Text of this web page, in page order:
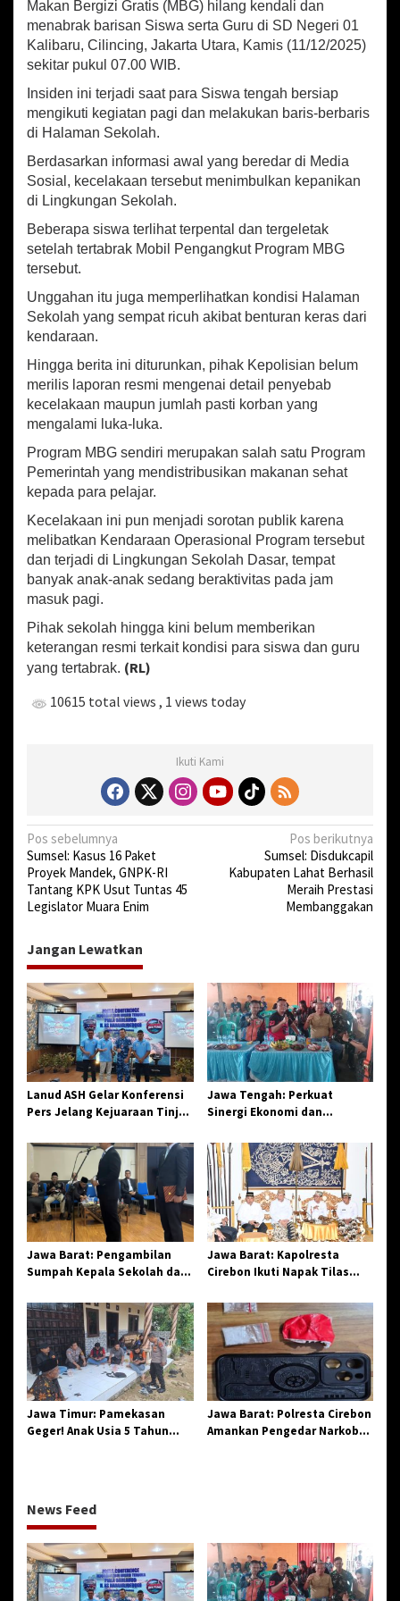
G
M
e
n
b
r
a
B
a
r
s
a
u
r
e
r
t
a
i
s
w
S
D
N
g
r
0
1
a
sA
p
p
o
o
k
l
e
Makan Bergizi Gratis (MBG) hilang kendali dan
menabrak barisan Siswa serta Guru di SD Negeri 01
Kalibaru, Cilincing, Jakarta Utara, Kamis (11/12/2025)
sekitar pukul 07.00 WIB.
Insiden ini terjadi saat para Siswa tengah bersiap
mengikuti kegiatan pagi dan melakukan baris-berbaris
di Halaman Sekolah.
Berdasarkan informasi awal yang beredar di Media
Sosial, kecelakaan tersebut menimbulkan kepanikan
di Lingkungan Sekolah.
Beberapa siswa terlihat terpental dan tergeletak
setelah tertabrak Mobil Pengangkut Program MBG
tersebut.
Unggahan itu juga memperlihatkan kondisi Halaman
Sekolah yang sempat ricuh akibat benturan keras dari
kendaraan.
Hingga berita ini diturunkan, pihak Kepolisian belum
merilis laporan resmi mengenai detail penyebab
kecelakaan maupun jumlah pasti korban yang
mengalami luka-luka.
Program MBG sendiri merupakan salah satu Program
Pemerintah yang mendistribusikan makanan sehat
kepada para pelajar.
Kecelakaan ini pun menjadi sorotan publik karena
melibatkan Kendaraan Operasional Program tersebut
dan terjadi di Lingkungan Sekolah Dasar, tempat
banyak anak-anak sedang beraktivitas pada jam
masuk pagi.
Pihak sekolah hingga kini belum memberikan
keterangan resmi terkait kondisi para siswa dan guru
yang tertabrak. (RL)
10615 total views , 1 views today
Ikuti Kami
N
a
v
i
g
a
s
i
p
o
s
Pos sebelumnya
Sumsel: Kasus 16 Paket
Proyek Mandek, GNPK-RI
Tantang KPK Usut Tuntas 45
Legislator Muara Enim
Pos berikutnya
Sumsel: Disdukcapil
Kabupaten Lahat Berhasil
Meraih Prestasi
Membanggakan
Jangan Lewatkan
Lanud ASH Gelar Konferensi
Pers Jelang Kejuaraan Tinju
2026
Jawa Tengah: Perkuat
Sinergi Ekonomi dan
Jangkar Gelar Halal Bi Halal
di Losari
Jawa Barat: Pengambilan
Sumpah Kepala Sekolah dan
Penegasan Integritas
Aparatur Pendidikan dan
Birokrasi
Jawa Barat: Kapolresta
Cirebon Ikuti Napak Tilas
Sinergi dan Pelestarian
Sejarah
Jawa Timur: Pamekasan
Geger! Anak Usia 5 Tahun
Jawa Barat: Polresta Cirebon
Amankan Pengedar Narkoba
News Feed